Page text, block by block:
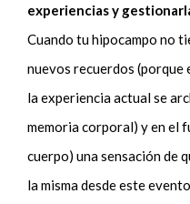
experiencias y
Cuando tu hipocampo no
nuevos recuerdos (porque
la experiencia actual se
memoria corporal) y en el
cuerpo) una sensación de
la misma desde este